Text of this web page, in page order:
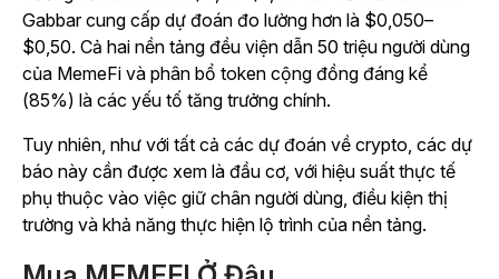
Gabbar cung cấp dự đoán đo lường hơn là $0,050–
$0,50. Cả hai nền tảng đều viện dẫn 50 triệu người dùng
của MemeFi và phân bổ token cộng đồng đáng kể
(85%) là các yếu tố tăng trưởng chính.
Tuy nhiên, như với tất cả các dự đoán về crypto, các dự
báo này cần được xem là đầu cơ, với hiệu suất thực tế
phụ thuộc vào việc giữ chân người dùng, điều kiện thị
trường và khả năng thực hiện lộ trình của nền tảng.